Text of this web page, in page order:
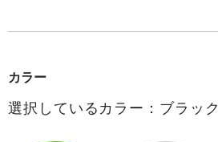
カラー
選択しているカラー：ブラック